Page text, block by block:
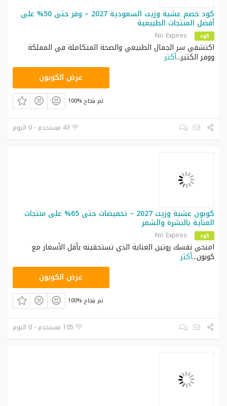
كود خصم عشبة وزيت السعودية 2027 – وفر حتى 50% على
أفضل المنتجات الطبيعية
كود No Expires
اكتشفي سر الجمال الطبيعي والصحة المتكاملة في المملكة
ووفر الكثير...أكثر
عرض الكوبون
100% تم بنجاح
43 مستخدم - 0 اليوم
كوبون عشبة وزيت 2027 – تخفيضات حتى 65% على منتجات
العناية بالبشرة والشعر
كود No Expires
امنحي نفسك روتين العناية الذي تستحقينه بأقل الأسعار مع
كوبون...أكثر
عرض الكوبون
100% تم بنجاح
105 مستخدم - 0 اليوم